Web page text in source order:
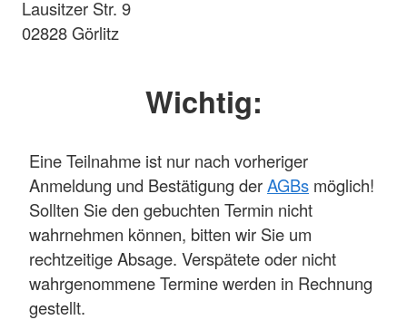
Lausitzer Str. 9
02828 Görlitz
Wichtig:
Eine Teilnahme ist nur nach vorheriger
Anmeldung und Bestätigung derAGBs möglich!
Sollten Sie den gebuchten Termin nicht
wahrnehmen können, bitten wir Sie um
rechtzeitige Absage. Verspätete oder nicht
wahrgenommene Termine werden in Rechnung
gestellt.